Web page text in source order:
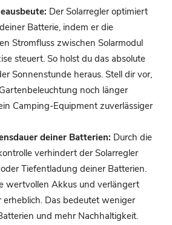
Der Solarregler optimiert
Batterie, indem er die
Stromfluss zwischen Solarmodul
steuert. So holst du das absolute
Sonnenstunde heraus. Stell dir vor,
noch länger
Camping-Equipment zuverlässiger
deiner Batterien: Durch die
verhindert der Solarregler
Tiefentladung deiner Batterien.
wertvollen Akkus und verlängert
erheblich. Das bedeutet weniger
und mehr Nachhaltigkeit.